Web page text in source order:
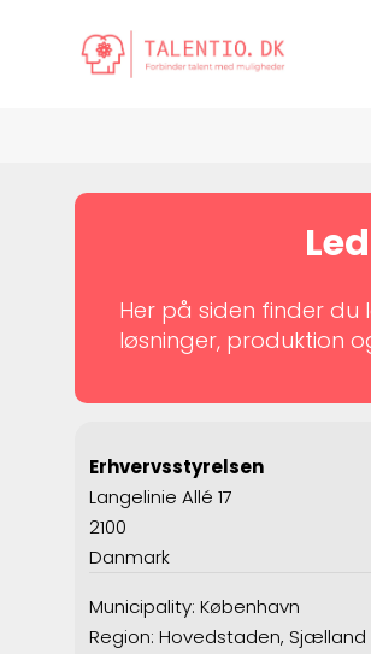
Her på siden finder du
løsninger, produktion
Erhvervsstyrelsen
Langelinie Allé 17
2100
Danmark
Municipality: København
Region: Hovedstaden, Sjælland